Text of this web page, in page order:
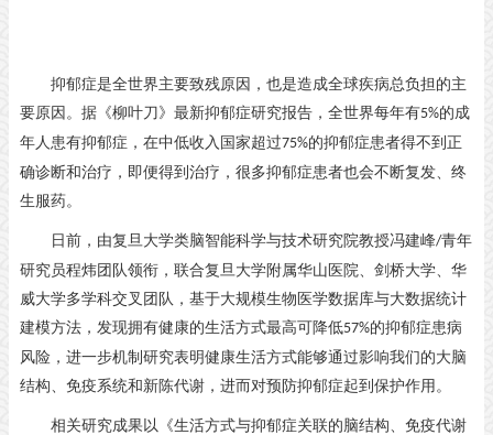
抑郁症是全世界主要致残原因，也是造成全球疾病总负担的主
要原因。据《柳叶刀》最新抑郁症研究报告，全世界每年有5%的成
年人患有抑郁症，在中低收入国家超过75%的抑郁症患者得不到正
确诊断和治疗，即便得到治疗，很多抑郁症患者也会不断复发、终
生服药。
日前，由复旦大学类脑智能科学与技术研究院教授冯建峰/青年
研究员程炜团队领衔，联合复旦大学附属华山医院、剑桥大学、华
威大学多学科交叉团队，基于大规模生物医学数据库与大数据统计
建模方法，发现拥有健康的生活方式最高可降低57%的抑郁症患病
风险，进一步机制研究表明健康生活方式能够通过影响我们的大脑
结构、免疫系统和新陈代谢，进而对预防抑郁症起到保护作用。
相关研究成果以《生活方式与抑郁症关联的脑结构、免疫代谢